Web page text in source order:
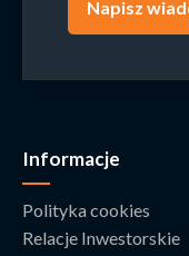
Napisz
Informacje
Polityka cookies
Relacje Inwestorskie